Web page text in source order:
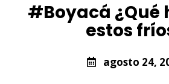
#Boyacá ¿Qué
estos
agosto 24,